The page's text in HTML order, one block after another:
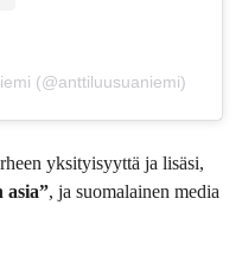
(@anttiluusuaniemi)
yksityisyyttä ja lisäsi,
asia”, ja suomalainen media